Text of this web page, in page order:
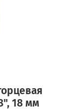
18 мм